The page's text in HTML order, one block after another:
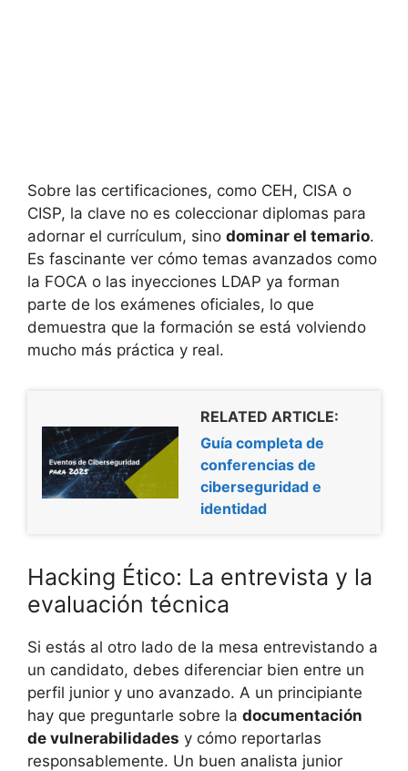
Sobre las certificaciones, como CEH, CISA o
CISP, la clave no es coleccionar diplomas para
adornar el currículum, sino dominar el temario.
Es fascinante ver cómo temas avanzados como
la FOCA o las inyecciones LDAP ya forman
parte de los exámenes oficiales, lo que
demuestra que la formación se está volviendo
mucho más práctica y real.
RELATED ARTICLE:
Guía completa de
conferencias de
ciberseguridad e
identidad
Hacking Ético: La entrevista y la
evaluación técnica
Si estás al otro lado de la mesa entrevistando a
un candidato, debes diferenciar bien entre un
perfil junior y uno avanzado. A un principiante
hay que preguntarle sobre la documentación
de vulnerabilidades y cómo reportarlas
responsablemente. Un buen analista junior